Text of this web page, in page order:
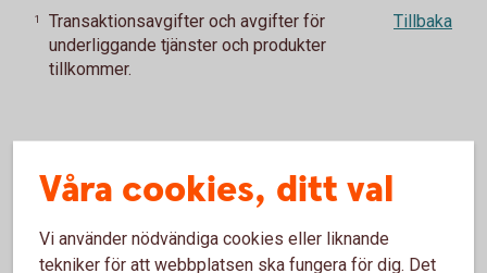
1
Transaktionsavgifter och avgifter för
underliggande tjänster och produkter
tillkommer.
Tillbaka
Vad är ERP, bankintegration och
ERP-integration?
Våra cookies, ditt val
Vi använder nödvändiga cookies eller liknande
tekniker för att webbplatsen ska fungera för dig. Det